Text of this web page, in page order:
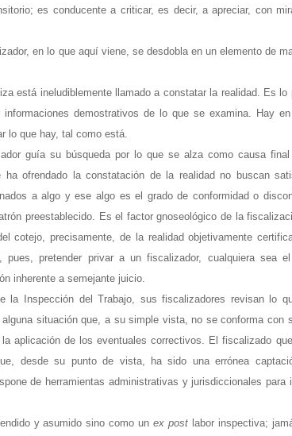
es conducente a criticar, es decir, a apreciar, con
en lo que aquí viene, se desdobla en un elemento de
está ineludiblemente llamado a constatar la realidad. Es lo
demostrativos de lo que se examina. Hay
lo que hay, tal como está.
guía su búsqueda por lo que se alza como causa
ha ofrendado la constatación de la realidad no buscan
a algo y ese algo es el grado de conformidad o
preestablecido. Es el factor gnoseológico de la
cotejo, precisamente, de la realidad objetivamente
pues, pretender privar a un fiscalizador, cualquiera sea
inherente a semejante juicio.
la Inspección del Trabajo, sus fiscalizadores revisan lo
alguna situación que, a su simple vista, no se conforma con
aplicación de los eventuales correctivos. El fiscalizado
desde su punto de vista, ha sido una errónea
de herramientas administrativas y jurisdiccionales para
y asumido sino como unex postlabor inspectiva;